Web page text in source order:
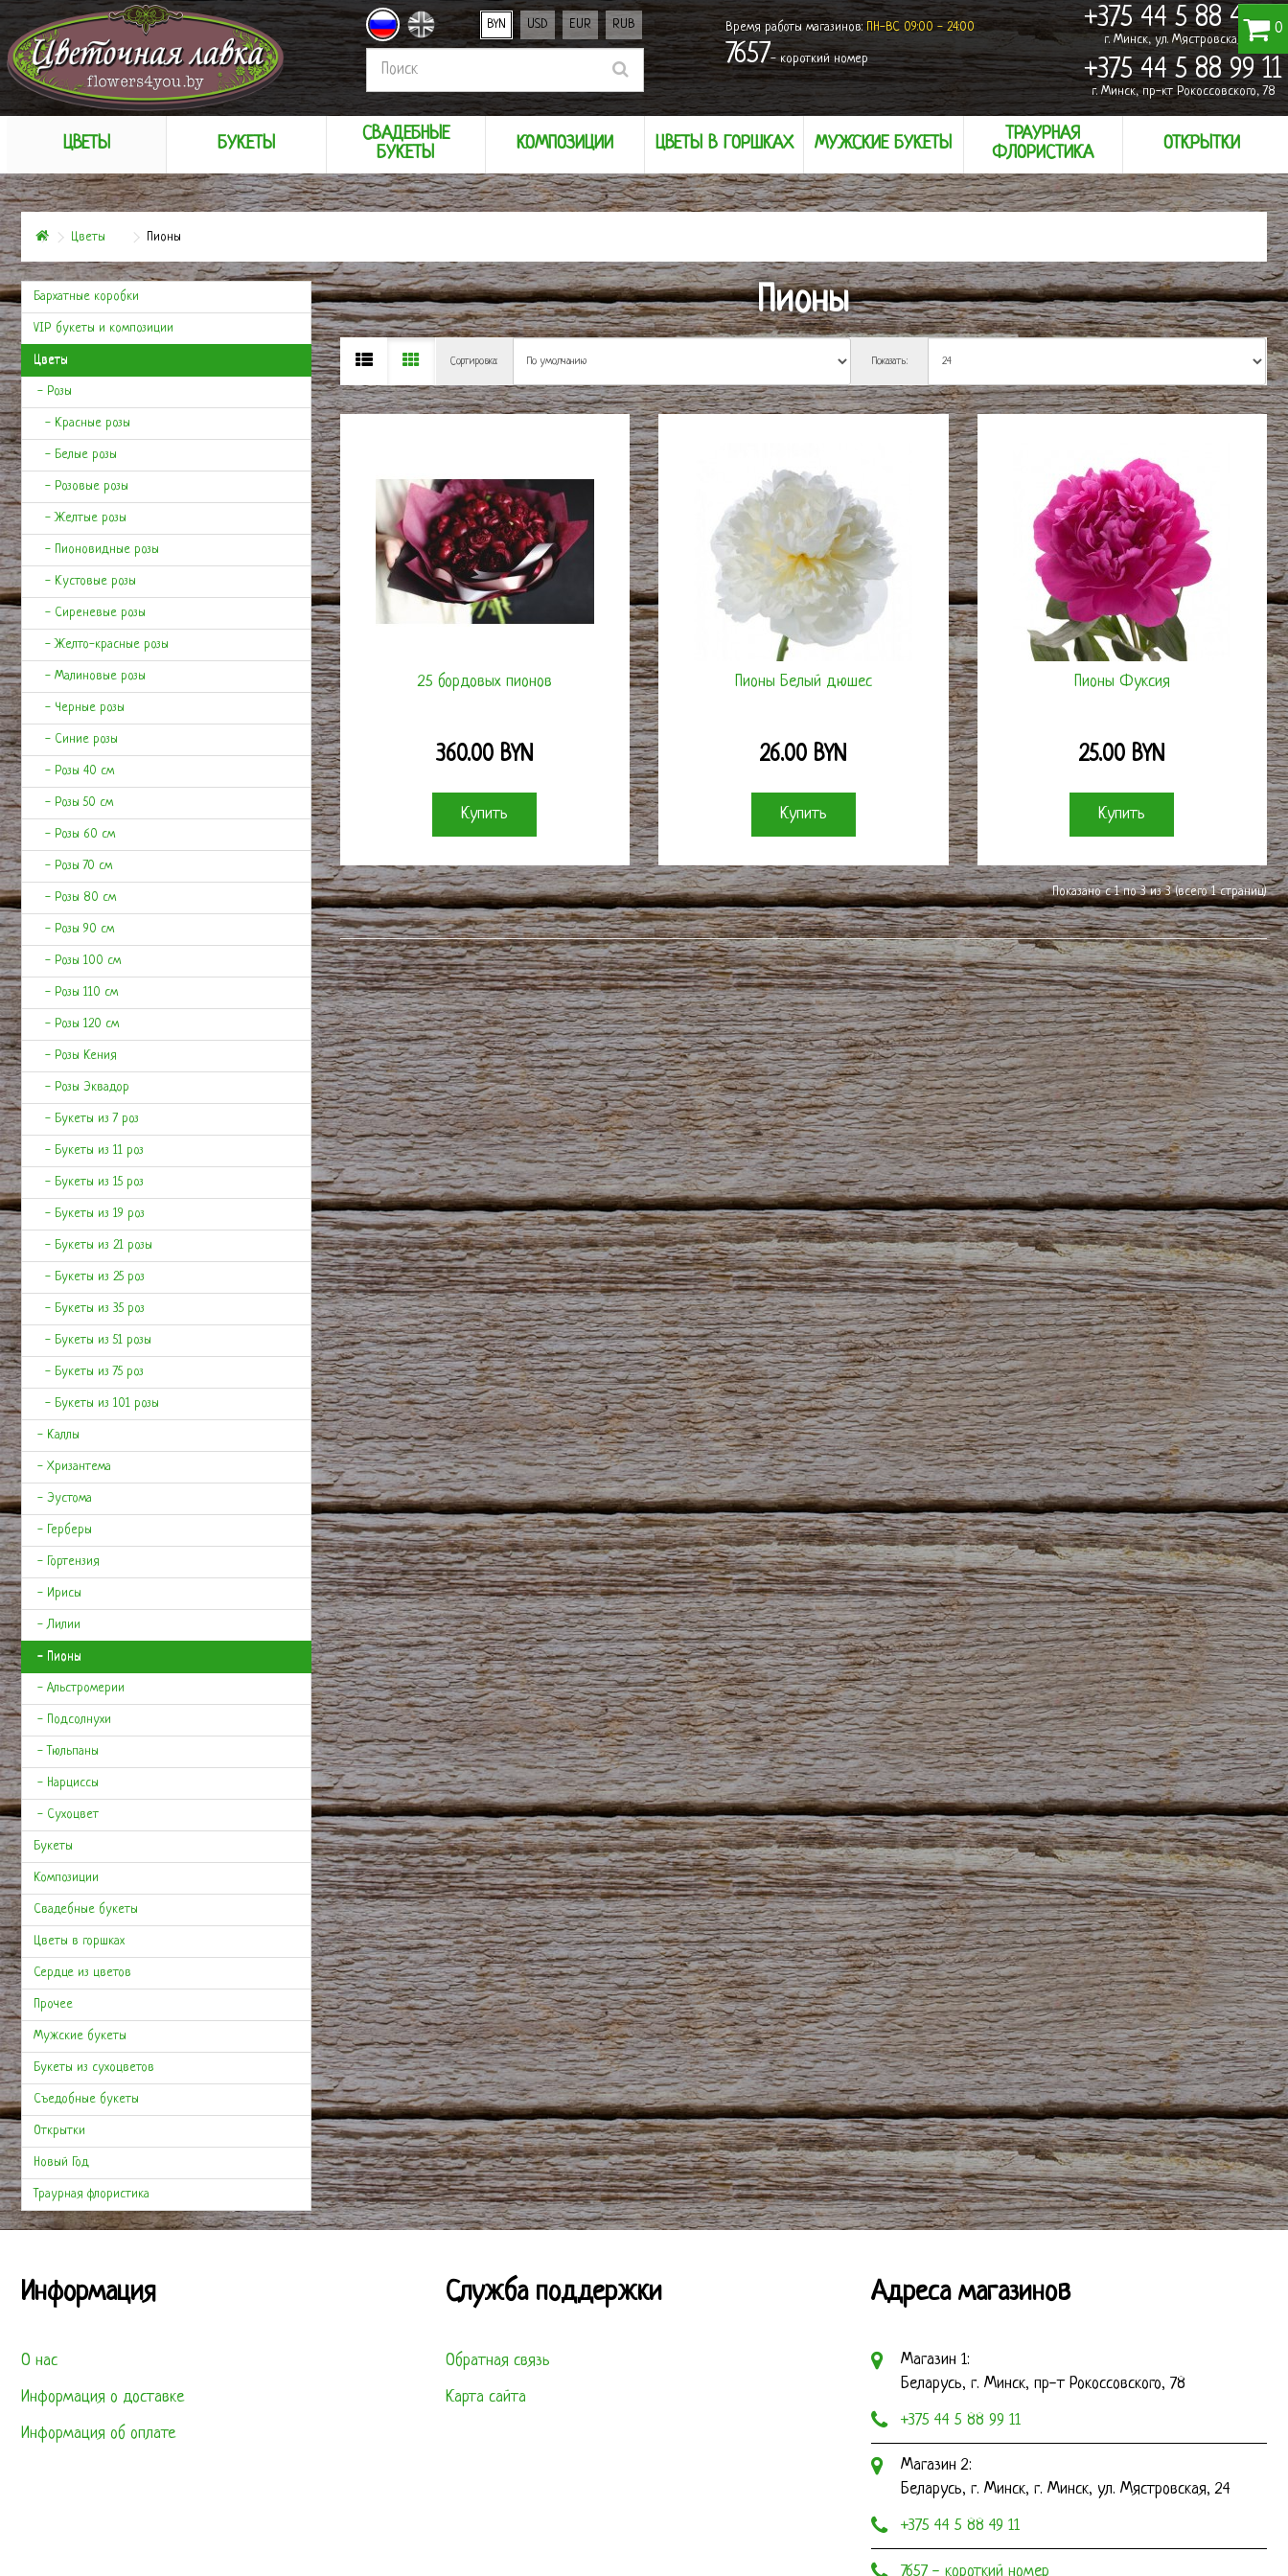
BYN USD EUR RUB Время работы магазинов:ПН-ВС 09:00 - 24:00
7657- короткий номер
+375 44 5 88 49 11
г. Минск, ул. Мястровская, 24
+375 44 5 88 99 11
г. Минск, пр-кт Рокоссовского, 78
0
ЦВЕТЫ БУКЕТЫ
СВАДЕБНЫЕ
БУКЕТЫ
КОМПОЗИЦИИ ЦВЕТЫ В ГОРШКАХ МУЖСКИЕ БУКЕТЫ
ТРАУРНАЯ
ФЛОРИСТИКА
ОТКРЫТКИ
Цветы Пионы
Бархатные коробки
VIP букеты и композиции
Цветы
- Розы
- Красные розы
- Белые розы
- Розовые розы
- Желтые розы
- Пионовидные розы
- Кустовые розы
- Сиреневые розы
- Желто-красные розы
- Малиновые розы
- Черные розы
- Синие розы
- Розы 40 см
- Розы 50 см
- Розы 60 см
- Розы 70 см
- Розы 80 см
- Розы 90 см
- Розы 100 см
- Розы 110 см
- Розы 120 см
- Розы Кения
- Розы Эквадор
- Букеты из 7 роз
- Букеты из 11 роз
- Букеты из 15 роз
- Букеты из 19 роз
- Букеты из 21 розы
- Букеты из 25 роз
- Букеты из 35 роз
- Букеты из 51 розы
- Букеты из 75 роз
- Букеты из 101 розы
- Каллы
- Хризантема
- Эустома
- Герберы
- Гортензия
- Ирисы
- Лилии
- Пионы
- Альстромерии
- Подсолнухи
- Тюльпаны
- Нарциссы
- Сухоцвет
Букеты
Композиции
Свадебные букеты
Цветы в горшках
Сердце из цветов
Прочее
Мужские букеты
Букеты из сухоцветов
Съедобные букеты
Открытки
Новый Год
Траурная флористика
Пионы
Сортировка: Показать:
25 бордовых пионов
360.00 BYN
Купить
Пионы Белый дюшес
26.00 BYN
Купить
Пионы Фуксия
25.00 BYN
Купить
Показано с 1 по 3 из 3 (всего 1 страниц)
Информация
О нас
Информация о доставке
Информация об оплате
Служба поддержки
Обратная связь
Карта сайта
Адреса магазинов
Магазин 1:
Беларусь, г. Минск, пр-т Рокоссовского, 78
+375 44 5 88 99 11
Магазин 2:
Беларусь, г. Минск, г. Минск, ул. Мястровская, 24
+375 44 5 88 49 11
7657 - короткий номер